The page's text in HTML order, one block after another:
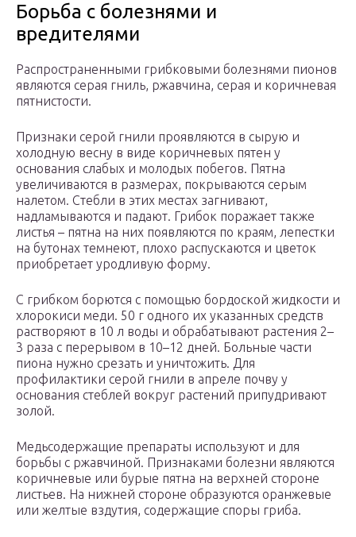
Борьба с болезнями и
вредителями
Распространенными грибковыми болезнями пионов
являются серая гниль, ржавчина, серая и коричневая
пятнистости.
Признаки серой гнили проявляются в сырую и
холодную весну в виде коричневых пятен у
основания слабых и молодых побегов. Пятна
увеличиваются в размерах, покрываются серым
налетом. Стебли в этих местах загнивают,
надламываются и падают. Грибок поражает также
листья – пятна на них появляются по краям, лепестки
на бутонах темнеют, плохо распускаются и цветок
приобретает уродливую форму.
С грибком борются с помощью бордоской жидкости и
хлорокиси меди. 50 г одного их указанных средств
растворяют в 10 л воды и обрабатывают растения 2–
3 раза с перерывом в 10–12 дней. Больные части
пиона нужно срезать и уничтожить. Для
профилактики серой гнили в апреле почву у
основания стеблей вокруг растений припудривают
золой.
Медьсодержащие препараты используют и для
борьбы с ржавчиной. Признаками болезни являются
коричневые или бурые пятна на верхней стороне
листьев. На нижней стороне образуются оранжевые
или желтые вздутия, содержащие споры гриба.